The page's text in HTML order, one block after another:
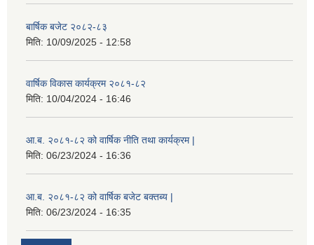
बार्षिक बजेट २०८२-८३
मिति: 10/09/2025 - 12:58
वार्षिक विकास कार्यक्रम २०८१-८२
मिति: 10/04/2024 - 16:46
आ.ब. २०८१-८२ को वार्षिक नीति तथा कार्यक्रम |
मिति: 06/23/2024 - 16:36
आ.ब. २०८१-८२ को वार्षिक बजेट बक्तब्य |
मिति: 06/23/2024 - 16:35